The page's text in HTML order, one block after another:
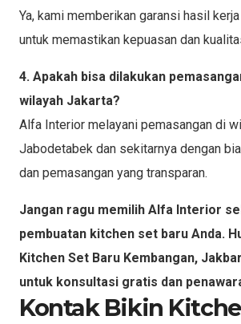
Ya, kami memberikan garansi hasil
untuk memastikan kepuasan dan
4. Apakah bisa dilakukan
wilayah Jakarta?
Alfa Interior melayani pemasangan di
Jabodetabek dan sekitarnya dengan
dan pemasangan yang transparan.
Jangan ragu memilih Alfa Interior
pembuatan kitchen set baru Anda.
Kitchen Set Baru Kembangan,
untuk konsultasi gratis dan
Kontak Bikin